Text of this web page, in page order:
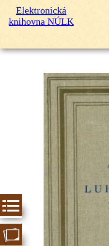
Elektronická
knihovna NÚLK